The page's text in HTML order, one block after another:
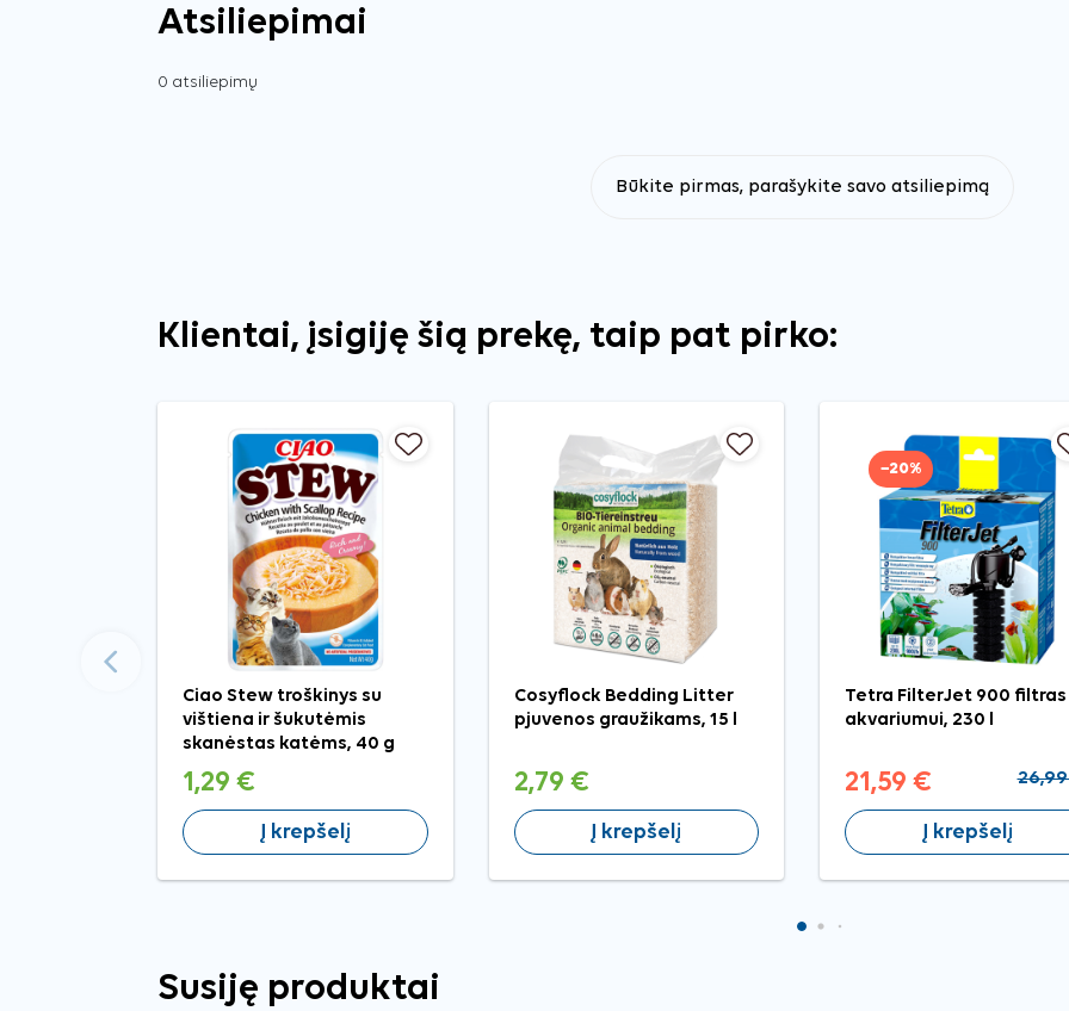
Atsiliepimai
0 atsiliepimų
Būkite pirmas, parašykite savo atsiliepimą
Klientai, įsigiję šią prekę, taip pat pirko:
Ciao Stew troškinys su
vištiena ir šukutėmis
skanėstas katėms, 40 g
1,29 €
Į krepšelį
Cosyflock Bedding Litter
pjuvenos graužikams, 15 l
2,79 €
Į krepšelį
−20%
Tetra FilterJet 900 filtras
akvariumui, 230 l
21,59 €
Į krepšelį
Ankstesnis
Susiję produktai